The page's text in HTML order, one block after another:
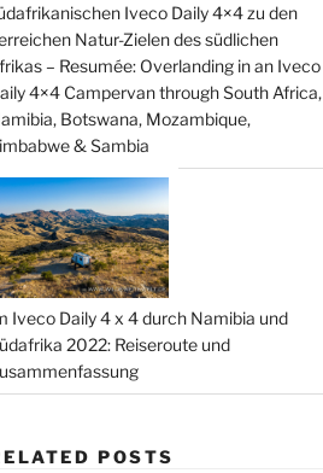
Iveco Daily 4×4 zu den
Natur-Zielen des südlichen
– Resumée: Overlanding in an Iveco
4×4 Campervan through South Africa,
Botswana, Mozambique,
& Sambia
Iveco Daily 4 x 4 durch Namibia und
2022: Reiseroute und
POSTS